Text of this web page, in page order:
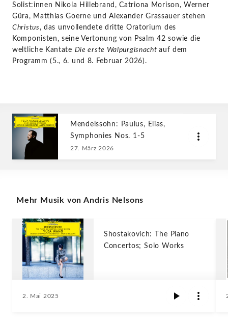
Solist:innen Nikola Hillebrand, Catriona Morison, Werner
Güra, Matthias Goerne und Alexander Grassauer stehen
Christus , das unvollendete dritte Oratorium des
Komponisten, seine Vertonung von Psalm 42 sowie die
weltliche Kantate Die erste Walpurgisnachtauf dem
Programm (5., 6. und 8. Februar 2026).
Mendelssohn: Paulus, Elias,
Symphonies Nos. 1-5
27. März 2026
Mehr Musik von Andris Nelsons
Shostakovich: The Piano
Concertos; Solo Works
2. Mai 2025